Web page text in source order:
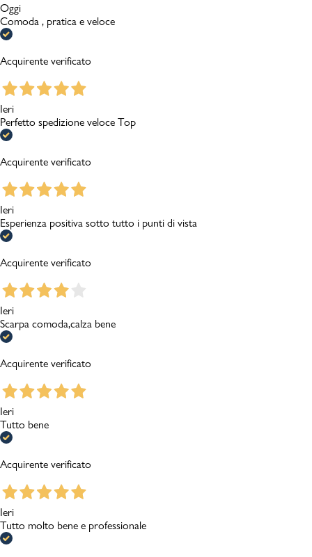
Oggi
Comoda , pratica e veloce
Acquirente verificato
Ieri
Perfetto spedizione veloce Top
Acquirente verificato
Ieri
Esperienza positiva sotto tutto i punti di vista
Acquirente verificato
Ieri
Scarpa comoda,calza bene
Acquirente verificato
Ieri
Tutto bene
Acquirente verificato
Ieri
Tutto molto bene e professionale